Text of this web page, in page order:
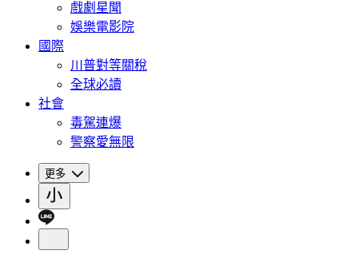
戲劇星聞
娛樂電影院
國際
川普對等關稅
全球必讀
社會
毒駕連爆
警察愛無限
更多